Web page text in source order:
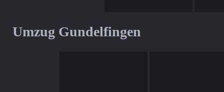
Umzug Gundelfingen